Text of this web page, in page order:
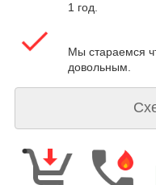
1 год.
Мы стараемся
довольным.